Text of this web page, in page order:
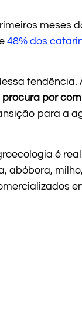
meses
48% dos
tendência.
procura por
para a
é
abóbora,